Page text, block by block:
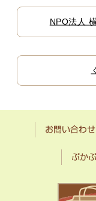
NPO法人
お問い合わせ
ぷか